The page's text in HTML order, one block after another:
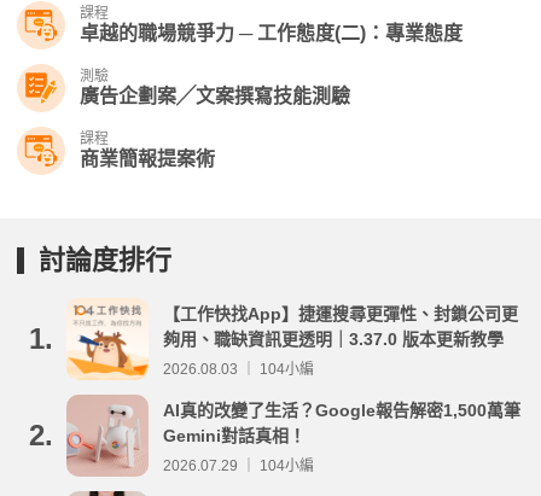
課程
卓越的職場競爭力 ─ 工作態度(二)：專業態度
測驗
廣告企劃案╱文案撰寫技能測驗
課程
商業簡報提案術
討論度排行
1.
【工作快找App】捷運搜尋更彈性、封鎖公司更
夠用、職缺資訊更透明｜3.37.0 版本更新教學
2026.08.03 ｜ 104小編
2.
AI真的改變了生活？Google報告解密1,500萬筆
Gemini對話真相！
2026.07.29 ｜ 104小編